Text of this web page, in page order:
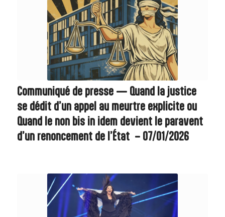
Communiqué de presse — Quand la justice
se dédit d’un appel au meurtre explicite ou
Quand le non bis in idem devient le paravent
d’un renoncement de l’État – 07/01/2026